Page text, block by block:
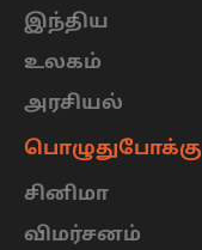
இந்திய
உலகம்
அரசியல்
பொழுதுபோக்கு
சினிமா
விமர்சனம்